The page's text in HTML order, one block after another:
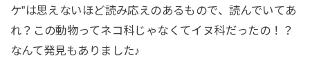
ケ”は思えないほど読み応えのあるもので、読んでいてあ
れ？この動物ってネコ科じゃなくてイヌ科だったの！？
なんて発見もありました♪